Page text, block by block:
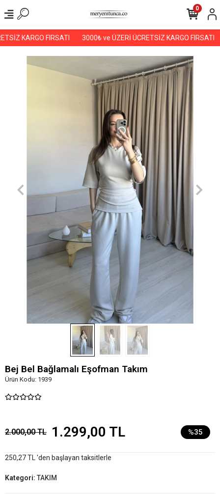
KARGO FIRSATI 3000₺ ve ÜZERİ ÜCRETSİZ KARGO FIRSATI
0
Bej Bel Bağlamalı Eşofman Takım
Ürün Kodu: 1939
2.000,00 TL 1.299,00 TL %35
250,27 TL 'den başlayan taksitlerle
Kategori: TAKIM